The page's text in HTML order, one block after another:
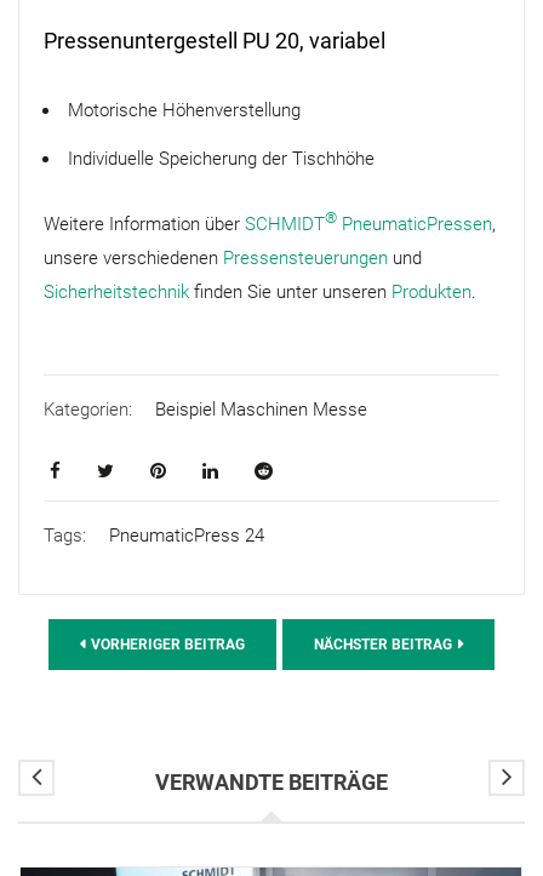
Pressenuntergestell PU 20, variabel
Motorische Höhenverstellung
Individuelle Speicherung der Tischhöhe
Weitere Information über SCHMIDT® PneumaticPressen,
unsere verschiedenen Pressensteuerungen und
Sicherheitstechnik finden Sie unter unseren Produkten.
Kategorien: Beispiel Maschinen Messe
Tags: PneumaticPress 24
VORHERIGER BEITRAG NÄCHSTER BEITRAG
VERWANDTE BEITRÄGE